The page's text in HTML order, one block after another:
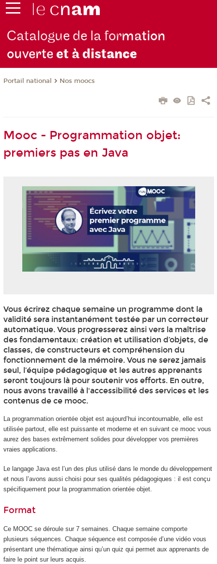
Catalogue de la formation
ouverteet à distance
Portail national Nos moocs
Mooc - Programmation objet:
premiers pas en Java
Vous écrirez chaque semaine un programme dont la
validité sera instantanément testée par un correcteur
automatique. Vous progresserez ainsi vers la maîtrise
des fondamentaux: création et utilisation d’objets, de
classes, de constructeurs et compréhension du
fonctionnement de la mémoire. Vous ne serez jamais
seul, l’équipe pédagogique et les autres apprenants
seront toujours là pour soutenir vos efforts. En outre,
nous avons travaillé à l'accessibilité des services et les
contenus de ce mooc.
La programmation orientée objet est aujourd’hui incontournable, elle est
utilisée partout, elle est puissante et moderne et en suivant ce mooc vous
aurez des bases extrêmement solides pour développer vos premières
vraies applications.
Le langage Java est l’un des plus utilisé dans le monde du développement
et nous l’avons aussi choisi pour ses qualités pédagogiques : il est conçu
spécifiquement pour la programmation orientée objet.
Format
Ce MOOCse déroule sur 7 semaines. Chaque semaine comporte
plusieurs séquences. Chaque séquence est composée d’une vidéo vous
présentant une thématique ainsi qu’un quiz qui permet aux apprenants de
faire le point sur leurs acquis.